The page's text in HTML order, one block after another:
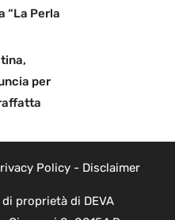
“La Perla
per
Policy- Disclaimer
proprietà di DEVA